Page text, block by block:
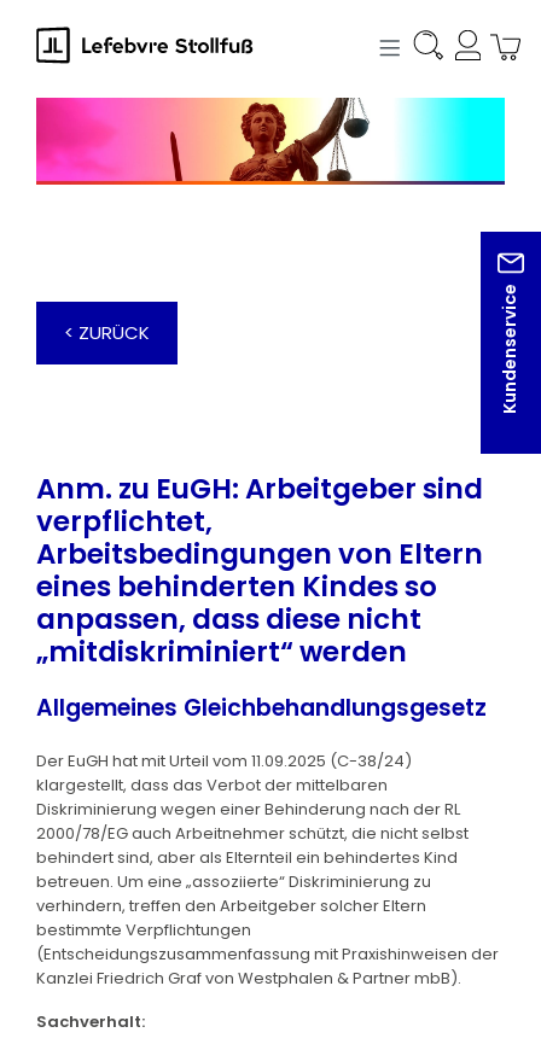
springen
Kundenservice
< ZURÜCK
Anm. zu EuGH: Arbeitgeber sind
verpflichtet,
Arbeitsbedingungen von Eltern
eines behinderten Kindes so
anpassen, dass diese nicht
„mitdiskriminiert“ werden
Allgemeines Gleichbehandlungsgesetz
Der EuGH hat mit Urteil vom 11.09.2025 (C-38/24)
klargestellt, dass das Verbot der mittelbaren
Diskriminierung wegen einer Behinderung nach der RL
2000/78/EG auch Arbeitnehmer schützt, die nicht selbst
behindert sind, aber als Elternteil ein behindertes Kind
betreuen. Um eine „assoziierte“ Diskriminierung zu
verhindern, treffen den Arbeitgeber solcher Eltern
bestimmte Verpflichtungen
(Entscheidungszusammenfassung mit Praxishinweisen der
Kanzlei Friedrich Graf von Westphalen & Partner mbB).
Sachverhalt: